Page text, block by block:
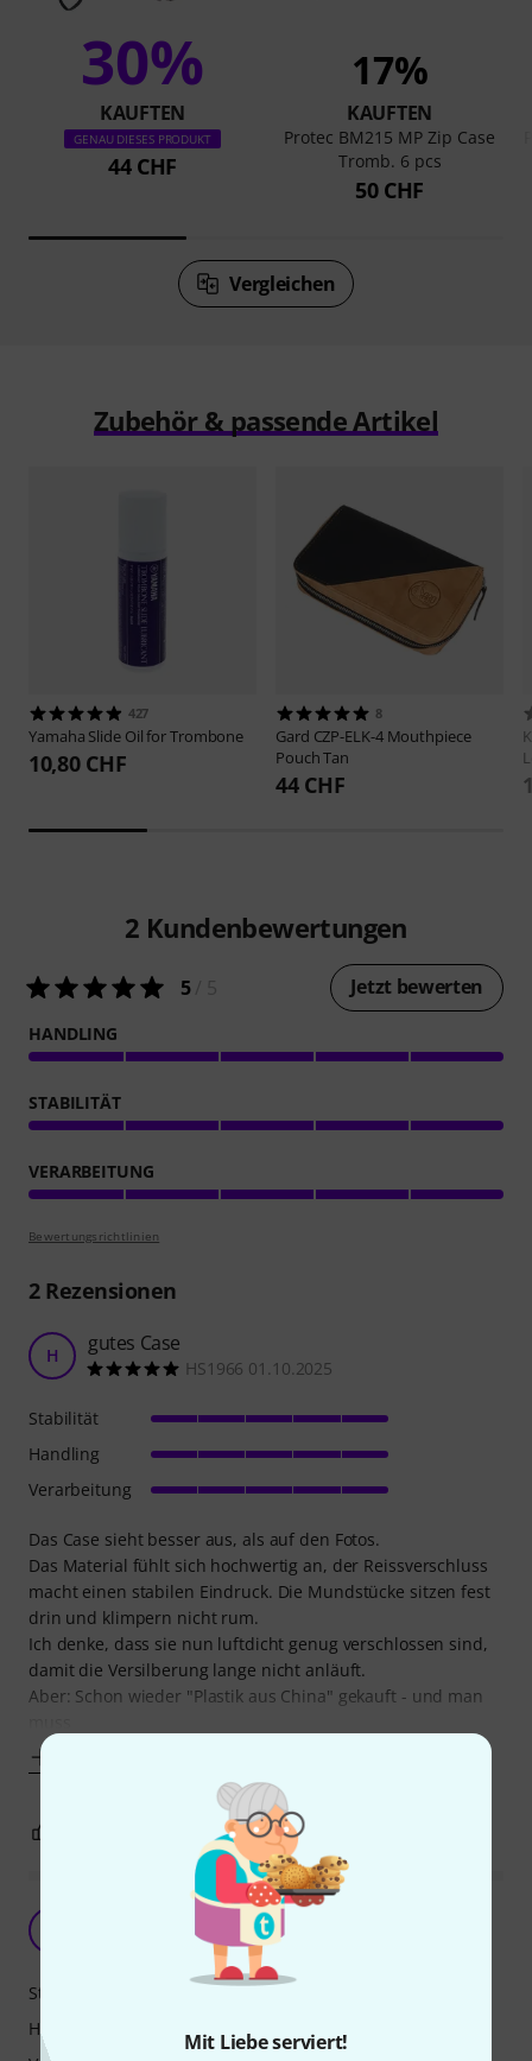
Mit Liebe serviert!
30%
KAUFTEN
GENAU DIESES PRODUKT
44 CHF
17%
KAUFTEN
Protec BM215 MP Zip Case
Tromb. 6 pcs
50 CHF
Vergleichen
Zubehör & passende Artikel
427
Yamaha Slide Oil for Trombone
10,80 CHF
8
Gard CZP-ELK-4 Mouthpiece
Pouch Tan
44 CHF
2 Kundenbewertungen
5/ 5 Jetzt bewerten
HANDLING
STABILITÄT
VERARBEITUNG
Bewertungsrichtlinien
2Rezensionen
H gutes Case
HS1966 01.10.2025
Das Case sieht besser aus, als auf den Fotos.
Das Material fühlt sich hochwertig an, der Reissverschluss
macht einen stabilen Eindruck. Die Mundstücke sitzen fest
drin und klimpern nicht rum.
Ich denke, dass sie nun luftdicht genug verschlossen sind,
damit die Versilberung lange nicht anläuft.
Aber: Schon wieder "Plastik aus China" gekauft - und man
Stabilität
Handling
Verarbeitung
BEWERTUNG MELDEN
mättu 09.09.2024
Stabilität
Handling